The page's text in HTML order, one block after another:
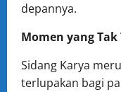
depannya.
Momen yang
Sidang Karya
terlupakan bagi